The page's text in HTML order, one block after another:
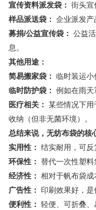
宣传资料派发袋： 街头宣
样品派送袋： 企业派发产
募捐/公益宣传袋： 公益
息。
其他用途：
简易搬家袋： 临时装运小
临时防护袋： 例如在雨天
医疗相关： 某些情况下
收纳（但非无菌环境）。
总结来说，无纺布袋的核
实用性： 结实耐用，可反
环保性：
替代一次性塑料
经济性： 相对于帆布袋成
广告性：
印刷效果好，是
便利性： 轻便、可折叠、